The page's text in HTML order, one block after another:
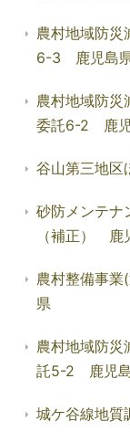
農村地域防
6-3 鹿児島
農村地域防
委託6-2 鹿
谷山第三地
砂防メンテナ
（補正） 鹿
農村整備事
県
農村地域防
託5-2 鹿児
城ケ谷線地質